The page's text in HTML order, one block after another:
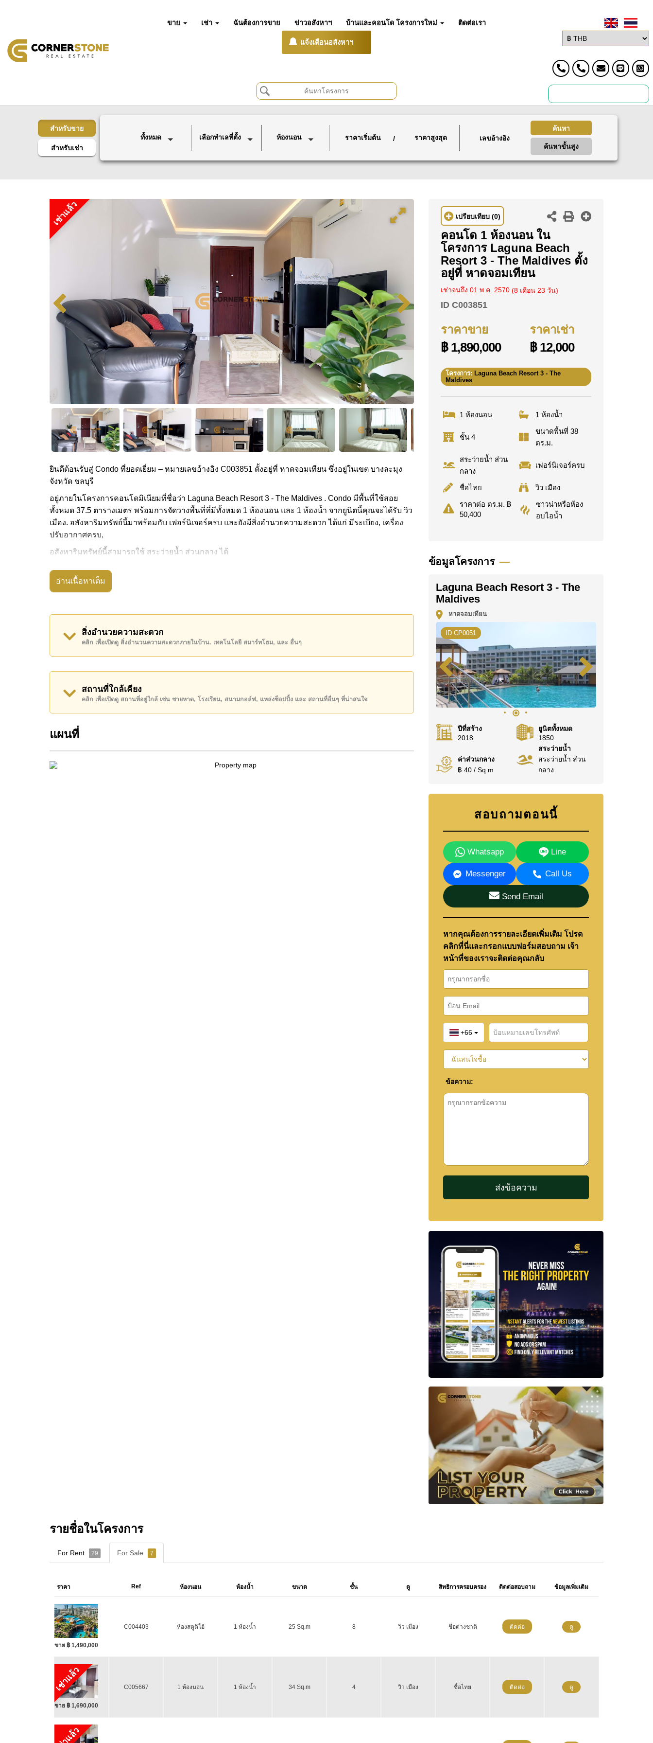
ขาย เช่า ฉันต้องการขาย ข่าวอสังหาฯ บ้านและคอนโด โครงการใหม่ ติดต่อเรา
แจ้งเตือนอสังหาฯ
สำหรับขาย
สำหรับเช่า
ทั้งหมด เลือกทำเลที่ตั้ง ห้องนอน ราคาเริ่มต้น / ราคาสูงสุด
ค้นหา
ค้นหาขั้นสูง
เช่าแล้ว
ยินดีต้อนรับสู่ Condo ที่ยอดเยี่ยม – หมายเลขอ้างอิง C003851 ตั้งอยู่ที่ หาดจอมเทียน ซึ่งอยู่ในเขต บางละมุง
จังหวัด ชลบุรี
อยู่ภายในโครงการคอนโดมิเนียมที่ชื่อว่า Laguna Beach Resort 3 - The Maldives . Condo มีพื้นที่ใช้สอย
ทั้งหมด 37.5 ตารางเมตร พร้อมการจัดวางพื้นที่ที่มีทั้งหมด 1 ห้องนอน และ 1 ห้องน้ำ จากยูนิตนี้คุณจะได้รับ วิว
เมือง. อสังหาริมทรัพย์นี้มาพร้อมกับ เฟอร์นิเจอร์ครบ และยังมีสิ่งอำนวยความสะดวก ได้แก่ มีระเบียง, เครื่อง
ปรับอากาศครบ,
อสังหาริมทรัพย์นี้สามารถใช้ สระว่ายน้ำ ส่วนกลาง ได้
Laguna Beach Resort 3 - The Maldives มีสิ่งอำนวยความสะดวกส่วนกลาง ได้แก่ สไลเดอร์, ฟิสเนส, ห้อง
เกมส์, ซาวน่าหรือห้องอบไอน้ำ
อสังหาริมทรัพย์นี้มีไว้สำหรับขายในราคา ฿ 1,890,000 บาท คิดเป็น ฿ 50,400 บาทต่อตารางเมตร และยังมีให้
เช่าในราคา ฿ 12,000 บาท
โปรดทราบว่าราคาค่าเช่าที่ Cornerstone Real Estate โฆษณาเป็นราคาสำหรับสัญญาเช่า 1 ปี และต้องวาง
โฉนดที่ดินของอสังหาริมทรัพย์นี้อยู่ภายใต้กรรมสิทธิ์ ชื่อไทย โดยมี ค่าโอนคนละครึ่ง
ค้นพบโอกาสในการทำให้ที่อยู่อาศัยนี้เป็นบ้านในฝันของคุณ!
WhatsApp ของสำนักงาน:
อ่านเนื้อหาเต็ม
สิ่งอำนวยความสะดวก
คลิก เพื่อเปิดดู สิ่งอำนวนความสะดวกภายในบ้าน. เทคโนโลยี สมาร์ทโฮม, และ อื่นๆ
สถานที่ใกล้เคียง
คลิก เพื่อเปิดดู สถานที่อยู่ใกล้ เช่น ชายหาด, โรงเรียน, สนามกอล์ฟ, แหล่งช็อปปิ้ง และ สถานที่อื่นๆ ที่น่าสนใจ
แผนที่
เปรียบเทียบ (0)
คอนโด 1 ห้องนอน ใน
โครงการ Laguna Beach
Resort 3 - The Maldives ตั้ง
อยู่ที่ หาดจอมเทียน
เช่าจนถึง 01 พ.ค. 2570 (8 เดือน 23 วัน)
ID C003851
ราคาขาย
฿ 1,890,000
ราคาเช่า
฿ 12,000
โครงการ: Laguna Beach Resort 3 - The
Maldives
1 ห้องนอน 1 ห้องน้ำ
ชั้น 4
ขนาดพื้นที่ 38
ตร.ม.
สระว่ายน้ำ ส่วน
กลาง
เฟอร์นิเจอร์ครบ
ชื่อไทย วิว เมือง
ราคาต่อ ตร.ม. ฿
50,400
ซาวน่าหรือห้อง
อบไอน้ำ
ข้อมูลโครงการ
Laguna Beach Resort 3 - The
Maldives
หาดจอมเทียน
ID CP0051
ปีที่สร้าง
2018
ยูนิตทั้งหมด
1850
ค่าส่วนกลาง
฿ 40 / Sq.m
สระว่ายน้ำ
สระว่ายน้ำ ส่วน
กลาง
สอบถามตอนนี้
Whatsapp Line
Messenger Call Us
Send Email
หากคุณต้องการรายละเอียดเพิ่มเติม โปรด
คลิกที่นี่และกรอกแบบฟอร์มสอบถาม เจ้า
หน้าที่ของเราจะติดต่อคุณกลับ
+66
ข้อความ:
รายชื่อในโครงการ
For Rent 29 For Sale 7
ราคา Ref ห้องนอน ห้องน้ำ ขนาด ชั้น ดู สิทธิการครอบครอง ติดต่อสอบถาม ข้อมูลเพิ่มเติม
ขาย ฿ 1,490,000
C004403 ห้องสตูดิโอ้ 1 ห้องน้ำ 25 Sq.m 8 วิว เมือง ชื่อต่างชาติ ติดต่อ ดู
เช่าแล้ว
ขาย ฿ 1,690,000
C005667 1 ห้องนอน 1 ห้องน้ำ 34 Sq.m 4 วิว เมือง ชื่อไทย ติดต่อ ดู